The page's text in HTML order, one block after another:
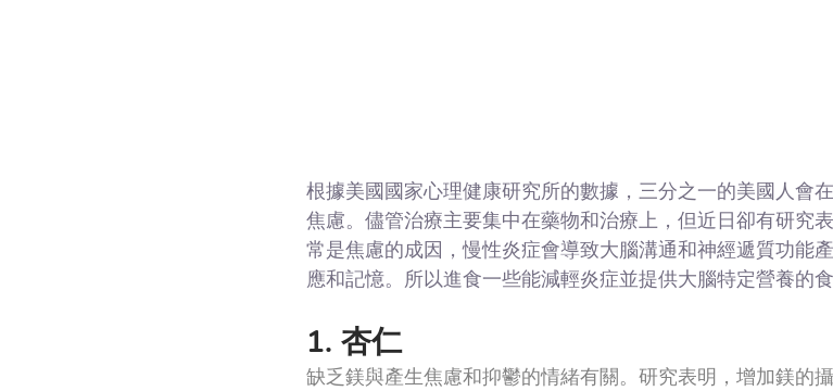
根據美國國家心理健康研究所的數據，三分之一的美國人會
焦慮。儘管治療主要集中在藥物和治療上，但近日卻有研究
常是焦慮的成因，慢性炎症會導致大腦溝通和神經遞質功能
應和記憶。所以進食一些能減輕炎症並提供大腦特定營養的
1. 杏仁
缺乏鎂與產生焦慮和抑鬱的情緒有關。研究表明，增加鎂的